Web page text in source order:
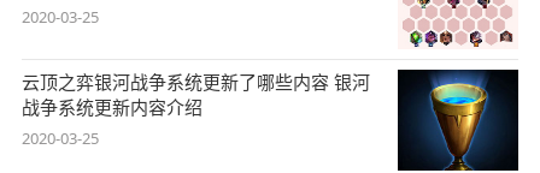
2020-03-25
云顶之弈银河战争系统更新了哪些内容 银河
战争系统更新内容介绍
2020-03-25